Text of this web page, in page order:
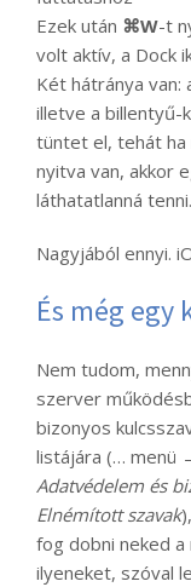
Ezek után ⌘W-t
volt aktív, a Dock
Két hátránya van:
illetve a billentyű-
tüntet el, tehát ha
nyitva van, akkor
láthatatlanná tenni.
Nagyjából ennyi.
És még egy
Nem tudom,
szerver
bizonyos
listájára (… menü
Adatvédelem és
Elnémított szavak
fog dobni neked
ilyeneket, szóval